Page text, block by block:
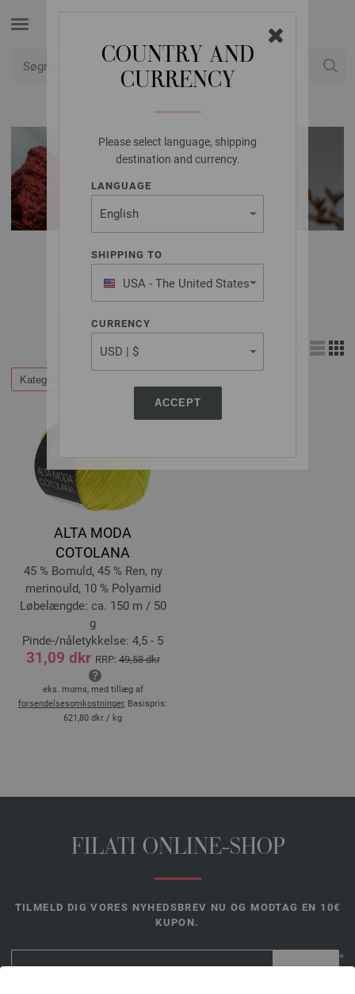
COUNTRY AND
CURRENCY
Please select language, shipping
destination and currency.
LANGUAGE
SHIPPING TO
USA - The United States
of America
CURRENCY
ACCEPT
LANA GROSSA
ULD & GARN
Kategorier
ALTA MODA
COTOLANA
45 % Bomuld, 45 % Ren, ny
merinould, 10 % Polyamid
Løbelængde: ca. 150 m / 50
g
Pinde-/nåletykkelse: 4,5 - 5
31,09 dkr RRP:49,58 dkr
eks. moms, med tillæg af
forsendelsesomkostninger, Basispris:
621,80 dkr / kg
FILATI ONLINE-SHOP
TILMELD DIG VORES NYHEDSBREV NU OG MODTAG EN 10€
KUPON.
*